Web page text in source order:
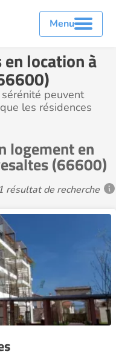
Menu
en location à
peuvent
les résidences
logement en
(66600)
résultat de recherche